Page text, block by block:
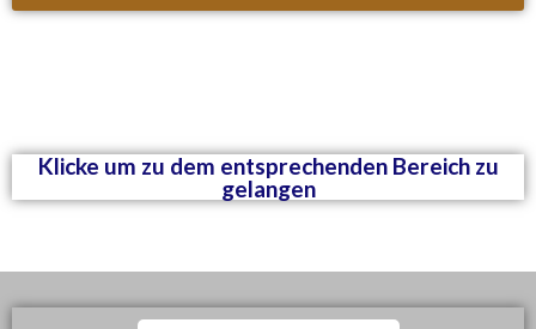
Klicke um zu dem entsprechenden Bereich zu
gelangen